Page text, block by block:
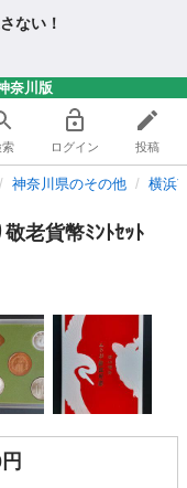
ない！
奈川版
索 ログイン 投稿
神奈川県のその他 横浜
老貨幣ﾐﾝﾄｾｯﾄ